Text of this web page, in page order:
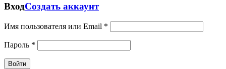
ВходСоздать аккаунт
Имя пользователя или Email *
Пароль *
Войти